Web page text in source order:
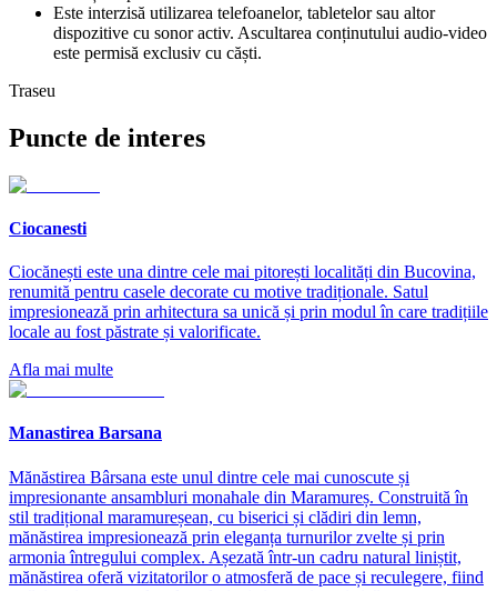
Este interzisă utilizarea telefoanelor, tabletelor sau altor
dispozitive cu sonor activ. Ascultarea conținutului audio-video
este permisă exclusiv cu căști.
Traseu
Puncte de interes
Ciocanesti
Ciocănești este una dintre cele mai pitorești localități din Bucovina,
renumită pentru casele decorate cu motive tradiționale. Satul
impresionează prin arhitectura sa unică și prin modul în care tradițiile
locale au fost păstrate și valorificate.
Afla mai multe
Manastirea Barsana
Mănăstirea Bârsana este unul dintre cele mai cunoscute și
impresionante ansambluri monahale din Maramureș. Construită în
stil tradițional maramureșean, cu biserici și clădiri din lemn,
mănăstirea impresionează prin eleganța turnurilor zvelte și prin
armonia întregului complex. Așezată într-un cadru natural liniștit,
mănăstirea oferă vizitatorilor o atmosferă de pace și reculegere, fiind